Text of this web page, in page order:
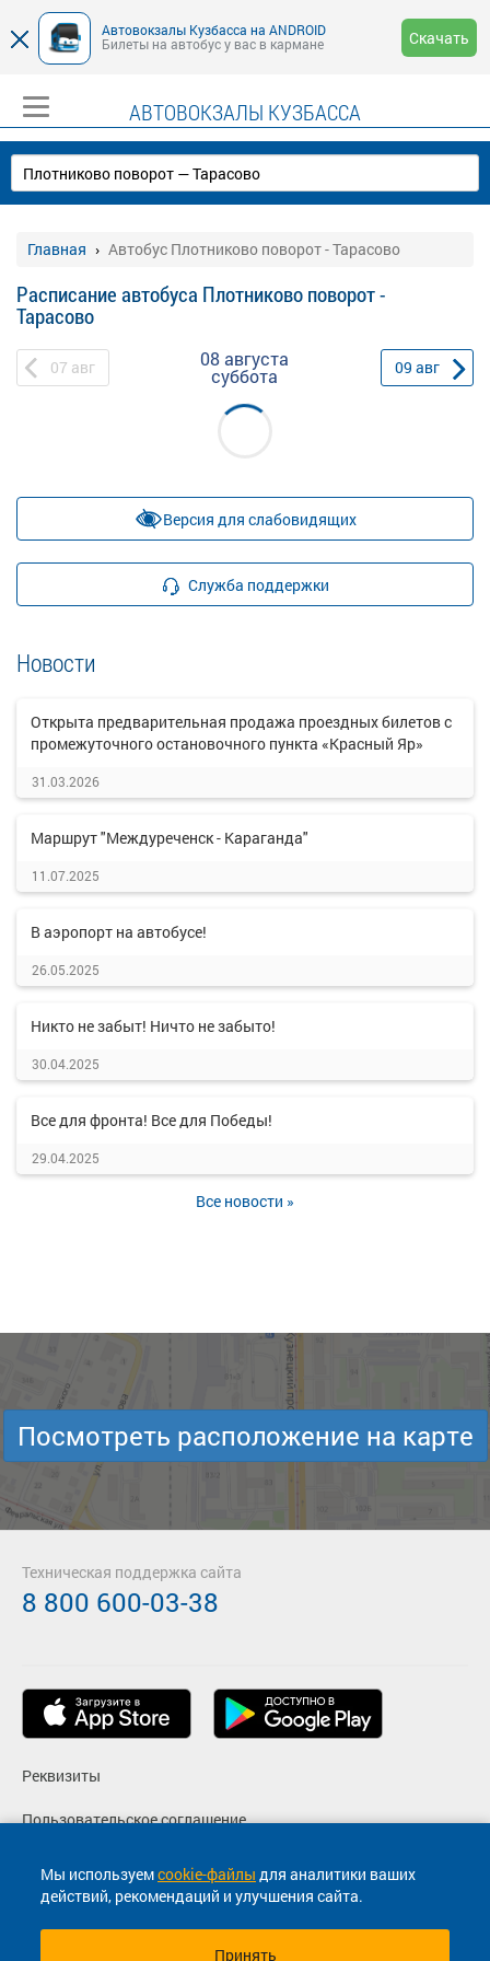
Автовокзалы Кузбасса на ANDROID
Билеты на автобус у вас в кармане
Скачать
АВТОВОКЗАЛЫ КУЗБАССА
Главная Автобус Плотниково поворот - Тарасово
Расписание автобуса Плотниково поворот -
Тарасово
07 авг 08 августа
суббота 09 авг
Версия для слабовидящих
Служба поддержки
Новости
Открыта предварительная продажа проездных билетов с
промежуточного остановочного пункта «Красный Яр»
31.03.2026
Маршрут "Междуреченск - Караганда"
11.07.2025
В аэропорт на автобусе!
26.05.2025
Никто не забыт! Ничто не забыто!
30.04.2025
Все для фронта! Все для Победы!
29.04.2025
Все новости »
Мы используемcookie-файлы для аналитики ваших
действий, рекомендаций и улучшения сайта.
Принять
Посмотреть расположение на карте
Реквизиты
Пользовательское соглашение
Политика конфиденциальности
Согласие на маркетинговые сообщения
Техническая поддержка сайта
8 800 600-03-38